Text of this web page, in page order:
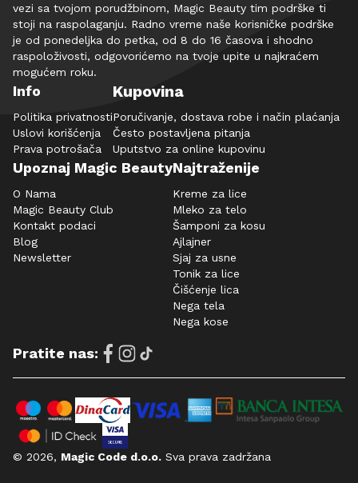
vezi sa tvojom porudžbinom, Magic Beauty tim podrške ti
stoji na raspolaganju. Radno vreme naše korisničke podrške
je od ponedeljka do petka, od 8 do 16 časova i shodno
raspoloživosti, odgovorićemo na tvoje upite u najkraćem
mogućem roku.
Info
Politika privatnosti
Uslovi korišćenja
Prava potrošača
Kupovina
Poručivanje, dostava robe i način plaćanja
Često postavljena pitanja
Uputstvo za online kupovinu
Upoznaj Magic Beauty
O Nama
Magic Beauty Club
Kontakt podaci
Blog
Newsletter
Najtraženije
Kreme za lice
Mleko za telo
Šamponi za kosu
Ajlajner
Sjaj za usne
Tonik za lice
Čišćenje lica
Nega tela
Nega kose
Pratite nas:
© 2026, Magic Code d.o.o. Sva prava zadržana